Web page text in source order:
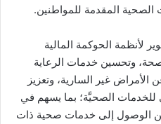
المقدمة للمواطنين.
لأنظمة الحوكمة المالية
وتحسين خدمات الرعاية
الأمراض غير السارية، وتعزيز
للخدمات الصحيَّة؛ بما يسهم في
الوصول إلى خدمات صحية ذات